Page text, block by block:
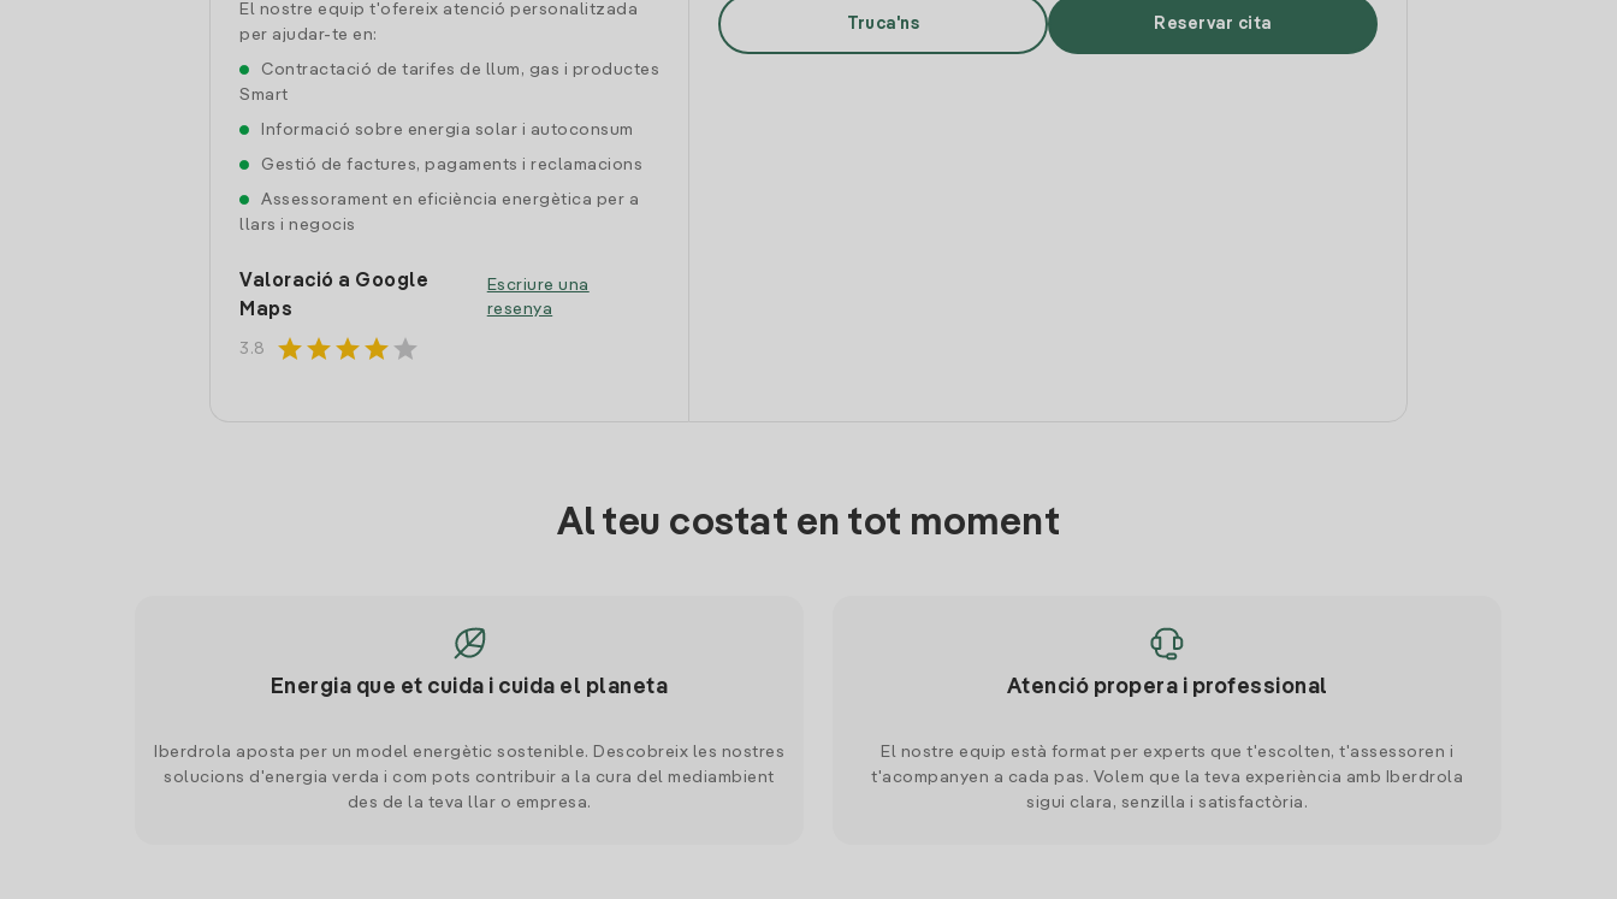
El nostre equip t'ofereix atenció personalitzada
per ajudar-te en:
Contractació de tarifes de llum, gas i productes
Smart
Informació sobre energia solar i autoconsum
Gestió de factures, pagaments i reclamacions
Assessorament en eficiència energètica per a
llars i negocis
Valoració a Google
Maps
3.8 starstarstarstar star
Escriure una
resenya
Truca'ns Reservar cita
Al teu costat en tot moment
Energia que et cuida i cuida el planeta
Iberdrola aposta per un model energètic sostenible. Descobreix les nostres
solucions d'energia verda i com pots contribuir a la cura del mediambient
des de la teva llar o empresa.
Atenció propera i professional
El nostre equip està format per experts que t'escolten, t'assessoren i
t'acompanyen a cada pas. Volem que la teva experiència amb Iberdrola
sigui clara, senzilla i satisfactòria.